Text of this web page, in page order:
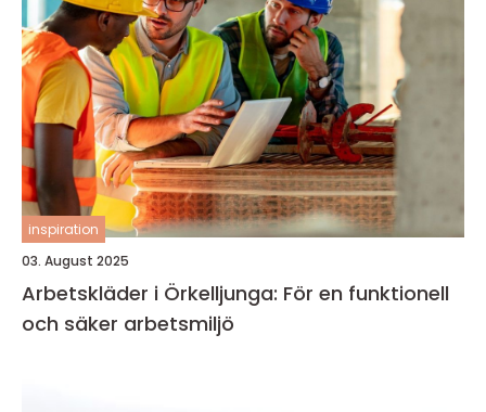
inspiration
03. August 2025
Arbetskläder i Örkelljunga: För en funktionell
och säker arbetsmiljö